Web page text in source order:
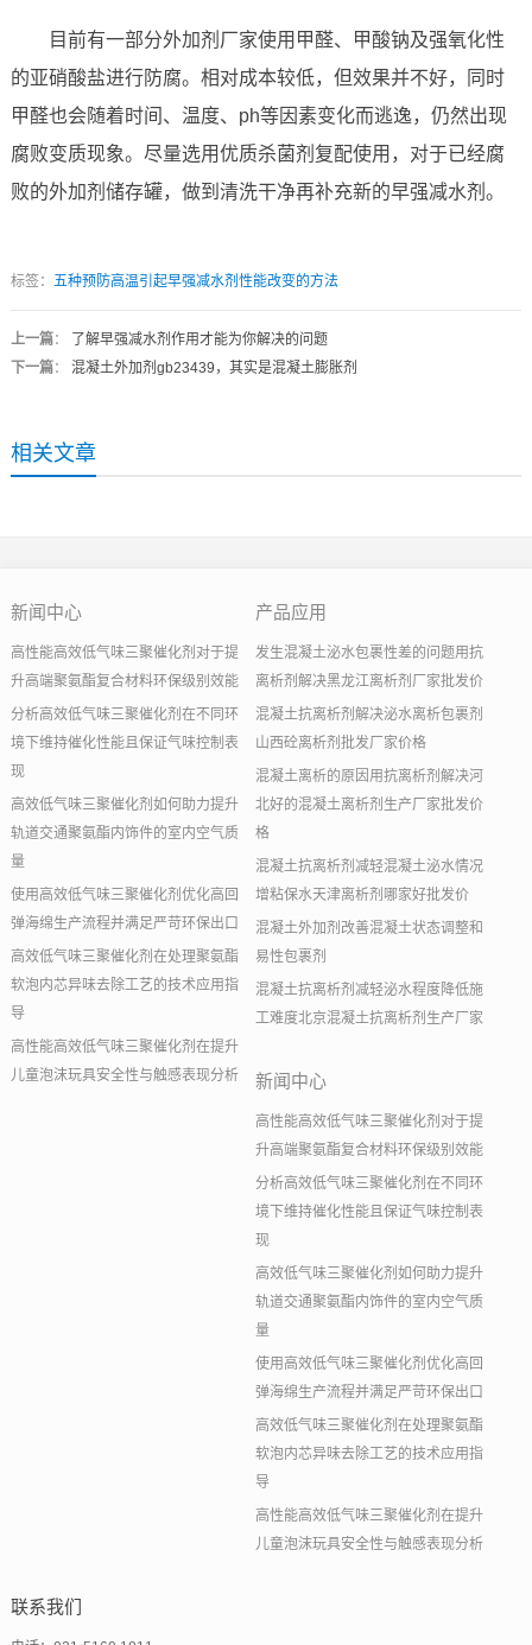
目前有一部分外加剂厂家使用甲醛、甲酸钠及强氧化性
的亚硝酸盐进行防腐。相对成本较低，但效果并不好，同时
甲醛也会随着时间、温度、ph等因素变化而逃逸，仍然出现
腐败变质现象。尽量选用优质杀菌剂复配使用，对于已经腐
败的外加剂储存罐，做到清洗干净再补充新的早强减水剂。
标签： 五种预防高温引起早强减水剂性能改变的方法
上一篇：
了解早强减水剂作用才能为你解决的问题
下一篇： 混凝土外加剂gb23439，其实是混凝土膨胀剂
相关文章
新闻中心
高性能高效低气味三聚催化剂对于提
升高端聚氨酯复合材料环保级别效能
分析高效低气味三聚催化剂在不同环
境下维持催化性能且保证气味控制表
现
高效低气味三聚催化剂如何助力提升
轨道交通聚氨酯内饰件的室内空气质
量
使用高效低气味三聚催化剂优化高回
弹海绵生产流程并满足严苛环保出口
高效低气味三聚催化剂在处理聚氨酯
软泡内芯异味去除工艺的技术应用指
导
高性能高效低气味三聚催化剂在提升
儿童泡沫玩具安全性与触感表现分析
产品应用
发生混凝土泌水包裹性差的问题用抗
离析剂解决黑龙江离析剂厂家批发价
混凝土抗离析剂解决泌水离析包裹剂
山西砼离析剂批发厂家价格
混凝土离析的原因用抗离析剂解决河
北好的混凝土离析剂生产厂家批发价
格
混凝土抗离析剂减轻混凝土泌水情况
增粘保水天津离析剂哪家好批发价
混凝土外加剂改善混凝土状态调整和
易性包裹剂
混凝土抗离析剂减轻泌水程度降低施
工难度北京混凝土抗离析剂生产厂家
新闻中心
高性能高效低气味三聚催化剂对于提
升高端聚氨酯复合材料环保级别效能
分析高效低气味三聚催化剂在不同环
境下维持催化性能且保证气味控制表
现
高效低气味三聚催化剂如何助力提升
轨道交通聚氨酯内饰件的室内空气质
量
使用高效低气味三聚催化剂优化高回
弹海绵生产流程并满足严苛环保出口
高效低气味三聚催化剂在处理聚氨酯
软泡内芯异味去除工艺的技术应用指
导
高性能高效低气味三聚催化剂在提升
儿童泡沫玩具安全性与触感表现分析
联系我们